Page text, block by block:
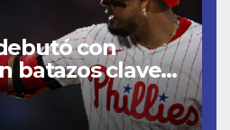
con
batazos claves
victoria ante